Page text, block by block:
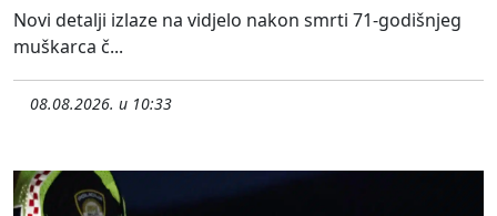
Novi detalji izlaze na vidjelo nakon smrti 71-godišnjeg
muškarca č...
08.08.2026. u 10:33